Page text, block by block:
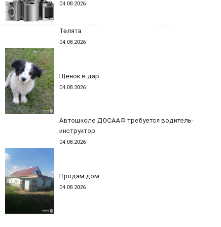
04.08.2026
Телята
04.08.2026
Щенок в дар
04.08.2026
Автошколе ДОСААФ требуется водитель-
инструктор.
04.08.2026
Продам дом
04.08.2026